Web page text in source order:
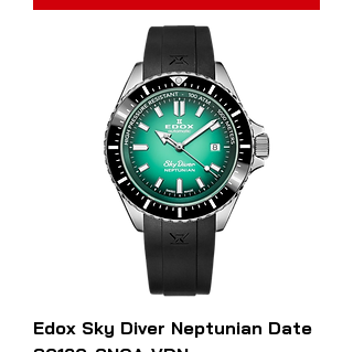
Edox Sky Diver Neptunian Date